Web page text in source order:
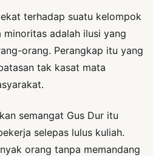
terhadap suatu kelompok
adalah ilusi yang
orang. Perangkap itu yang
tak kasat mata
semangat Gus Dur itu
selepas lulus kuliah.
orang tanpa memandang